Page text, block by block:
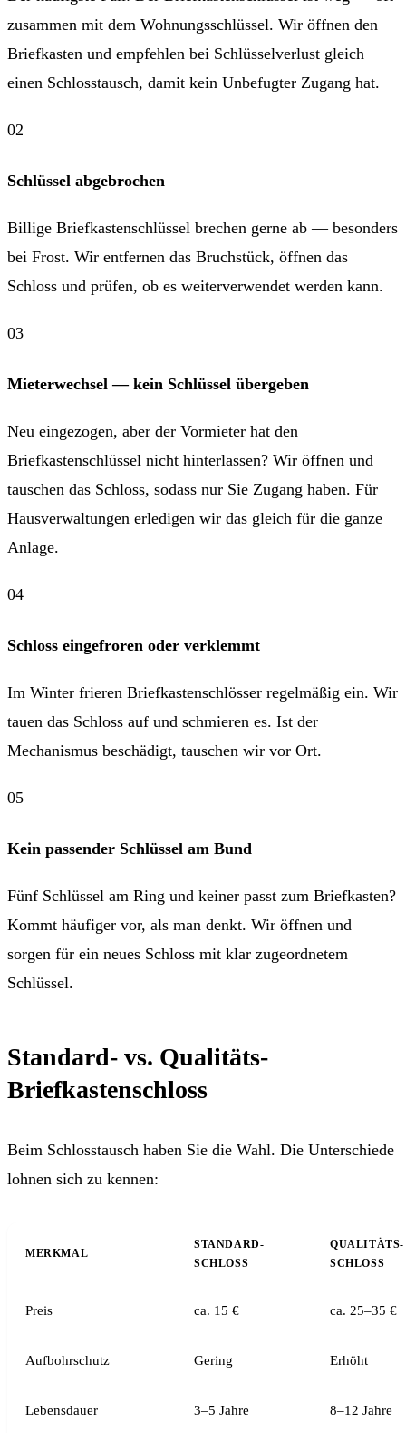
zusammen mit dem Wohnungsschlüssel. Wir öffnen den
Briefkasten und empfehlen bei Schlüsselverlust gleich
einen Schlosstausch, damit kein Unbefugter Zugang hat.
Schlüssel abgebrochen
Billige Briefkastenschlüssel brechen gerne ab — besonders
bei Frost. Wir entfernen das Bruchstück, öffnen das
Schloss und prüfen, ob es weiterverwendet werden kann.
Mieterwechsel — kein Schlüssel übergeben
Neu eingezogen, aber der Vormieter hat den
Briefkastenschlüssel nicht hinterlassen? Wir öffnen und
tauschen das Schloss, sodass nur Sie Zugang haben. Für
Hausverwaltungen erledigen wir das gleich für die ganze
Anlage.
Schloss eingefroren oder verklemmt
Im Winter frieren Briefkastenschlösser regelmäßig ein. Wir
tauen das Schloss auf und schmieren es. Ist der
Mechanismus beschädigt, tauschen wir vor Ort.
Kein passender Schlüssel am Bund
Fünf Schlüssel am Ring und keiner passt zum Briefkasten?
Kommt häufiger vor, als man denkt. Wir öffnen und
sorgen für ein neues Schloss mit klar zugeordnetem
Schlüssel.
Standard- vs. Qualitäts-
Briefkastenschloss
Beim Schlosstausch haben Sie die Wahl. Die Unterschiede
lohnen sich zu kennen:
MERKMAL
STANDARD-
SCHLOSS
QUALITÄTS-
SCHLOSS
Preis ca. 15 € ca. 25–35 €
Aufbohrschutz Gering Erhöht
Lebensdauer 3–5 Jahre 8–12 Jahre